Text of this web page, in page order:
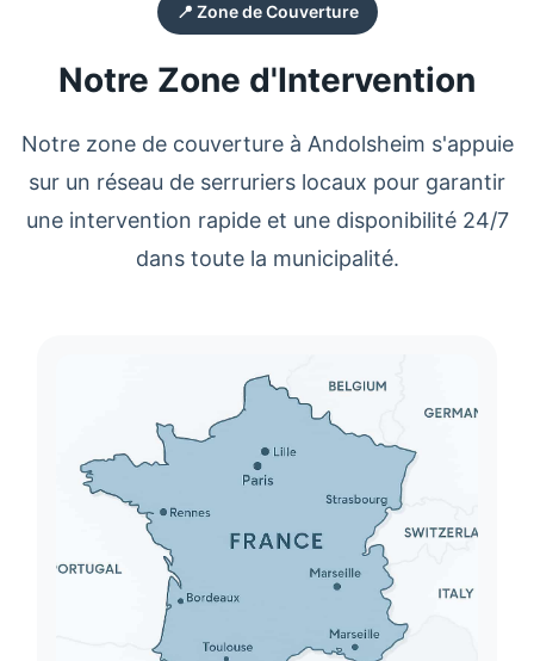
📍 Zone de Couverture
Notre Zone d'Intervention
Notre zone de couverture à Andolsheim s'appuie
sur un réseau de serruriers locaux pour garantir
une intervention rapide et une disponibilité 24/7
dans toute la municipalité.